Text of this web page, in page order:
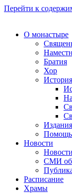
Перейти к
О монастыре
Братия
Хор
История
Издания
Помощь
Новости
СМИ об
Расписание
Храмы